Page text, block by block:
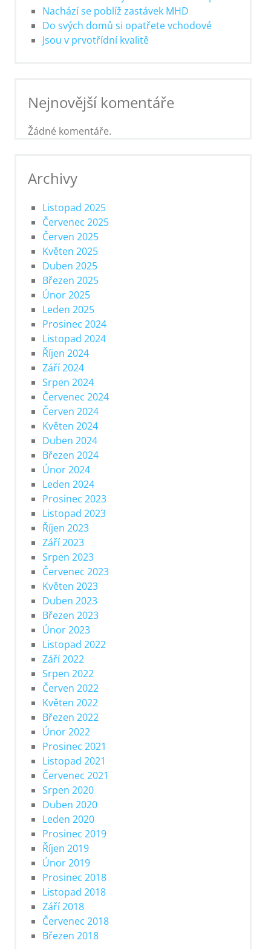
Nachází se poblíž zastávek MHD
Do svých domů si opatřete vchodové
Jsou v prvotřídní kvalitě
Nejnovější komentáře
Žádné komentáře.
Archivy
Listopad 2025
Červenec 2025
Červen 2025
Květen 2025
Duben 2025
Březen 2025
Únor 2025
Leden 2025
Prosinec 2024
Listopad 2024
Říjen 2024
Září 2024
Srpen 2024
Červenec 2024
Červen 2024
Květen 2024
Duben 2024
Březen 2024
Únor 2024
Leden 2024
Prosinec 2023
Listopad 2023
Říjen 2023
Září 2023
Srpen 2023
Červenec 2023
Květen 2023
Duben 2023
Březen 2023
Únor 2023
Listopad 2022
Září 2022
Srpen 2022
Červen 2022
Květen 2022
Březen 2022
Únor 2022
Prosinec 2021
Listopad 2021
Červenec 2021
Srpen 2020
Duben 2020
Leden 2020
Prosinec 2019
Říjen 2019
Únor 2019
Prosinec 2018
Listopad 2018
Září 2018
Červenec 2018
Březen 2018